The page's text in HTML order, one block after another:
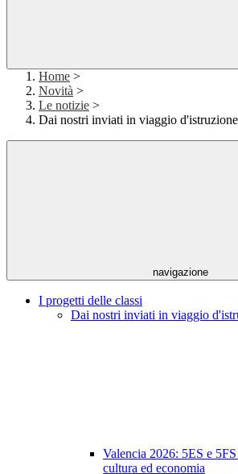
Home >
Novità >
Le notizie >
Dai nostri inviati in viaggio d'istruzione
navigazione
I progetti delle classi
Dai nostri inviati in viaggio
Valencia 2026: 5ES e
cultura ed economia